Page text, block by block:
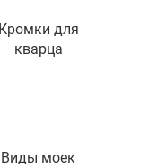
Кромки для
кварца
Виды моек